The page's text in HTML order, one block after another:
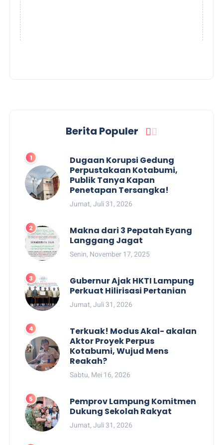
Berita Populer
Dugaan Korupsi Gedung
Perpustakaan Kotabumi,
Publik Tanya Kapan
Penetapan Tersangka!
Jumat, Juli 31, 2026
Makna dari 3 Pepatah Eyang
Langgang Jagat
Senin, November 17, 2025
Gubernur Ajak HKTI Lampung
Perkuat Hilirisasi Pertanian
Jumat, Juli 31, 2026
Terkuak! Modus Akal- akalan
Aktor Proyek Perpus
Kotabumi, Wujud Mens
Reakah?
Sabtu, Mei 16, 2026
Pemprov Lampung Komitmen
Dukung Sekolah Rakyat
Jumat, Juli 31, 2026